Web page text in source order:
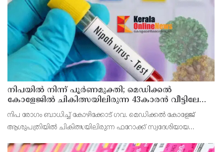
വൈകിട്ട് 4 മണി വരെ നൽകിയിരുന്നു
നിപയിൽ നിന്ന് പൂർണമുക്തി; മെഡിക്കൽ
കോളേജിൽ ചികിത്സയിലിരുന്ന 43കാരൻ വീട്ടിലേക്ക്
മടങ്ങി
നിപ രോഗം ബാധിച്ച് കോഴിക്കോട് ഗവ. മെഡിക്കൽ കോളേജ്
ആശുപത്രിയിൽ ചികിത്സയിലിരുന്ന ഫറോക്ക് സ്വദേശിയായ